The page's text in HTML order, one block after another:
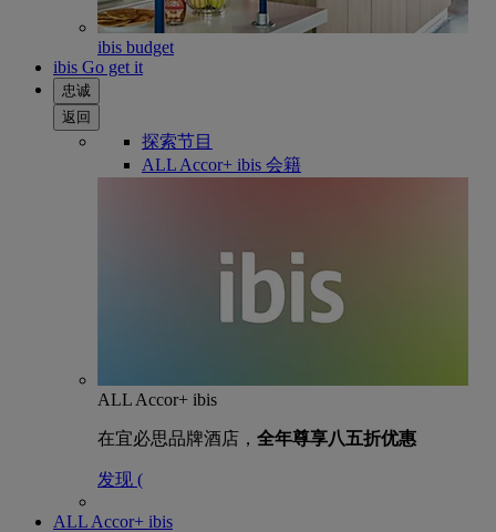
ibis budget
ibis Go get it
忠诚
返回
探索节目
ALL Accor+ ibis 会籍
ALL Accor+ ibis
在宜必思品牌酒店， 全年尊享八五折优惠
发现 (
ALL Accor+ ibis